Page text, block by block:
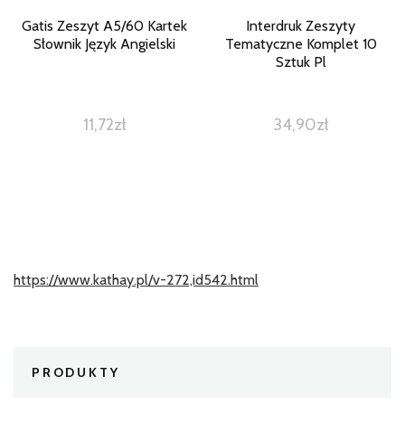
Gatis Zeszyt A5/60 Kartek
Słownik Język Angielski
11,72zł
Interdruk Zeszyty
Tematyczne Komplet 10
Sztuk Pl
34,90zł
https://www.kathay.pl/v-272,id542.html
PRODUKTY